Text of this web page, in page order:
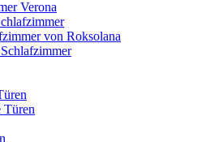
Verona
von Roksolana
Türen